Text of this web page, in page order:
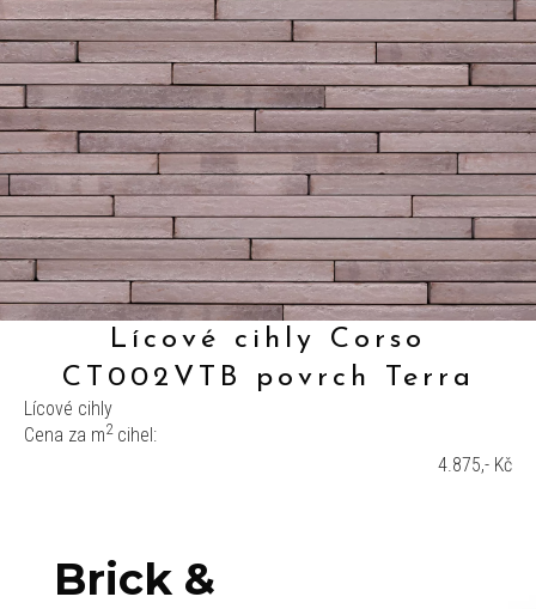
Lícové cihly Corso
CT002VTB povrch Terra
Lícové cihly
Cena za m2cihel:
4.875,- Kč
Brick &